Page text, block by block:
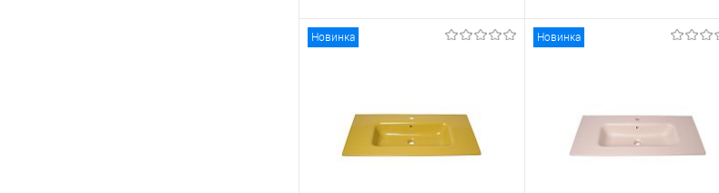
В избранное
Под заказ
В избранное
В наличии
Новинка Новинка